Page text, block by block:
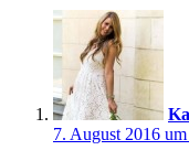
7. August 2016